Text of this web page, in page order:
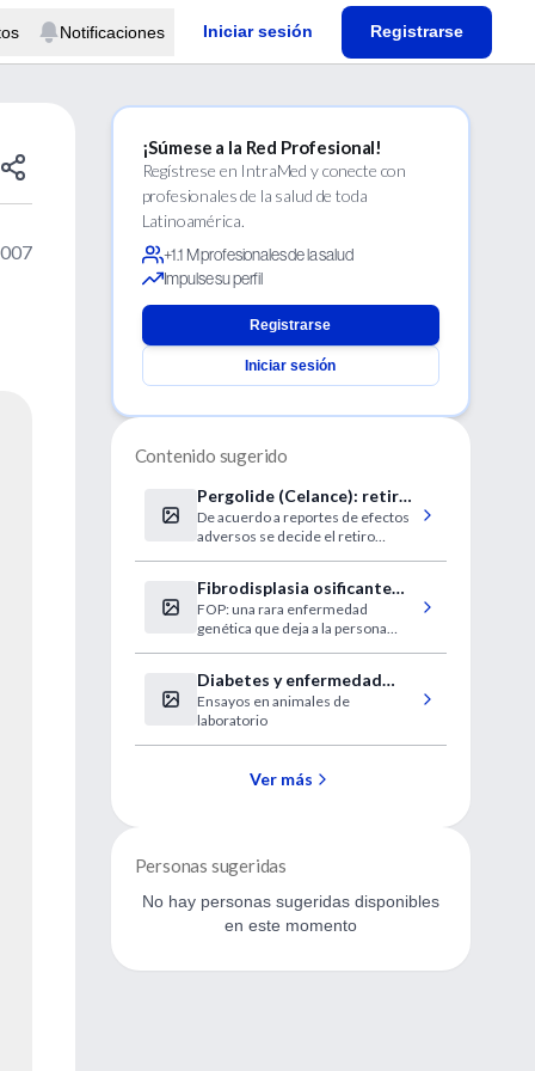
Notificaciones Iniciar sesión Registrarse
¡Súmese a la Red Profesional!
Regístrese en IntraMed y conecte con
profesionales de la salud de toda
Latinoamérica.
+1.1 M profesionales de la salud
Impulse su perfil
Registrarse
Iniciar sesión
Contenido sugerido
Pergolide (Celance): retiro
del mercado
De acuerdo a reportes de efectos
adversos se decide el retiro
Fibrodisplasia osificante
progresiva
FOP: una rara enfermedad
genética que deja a la persona
Diabetes y enfermedad
periodontal
Ensayos en animales de
laboratorio
Ver más
Personas sugeridas
No hay personas sugeridas disponibles
en este momento